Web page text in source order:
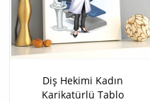
Diş Hekimi Kadın
Karikatürlü Tablo